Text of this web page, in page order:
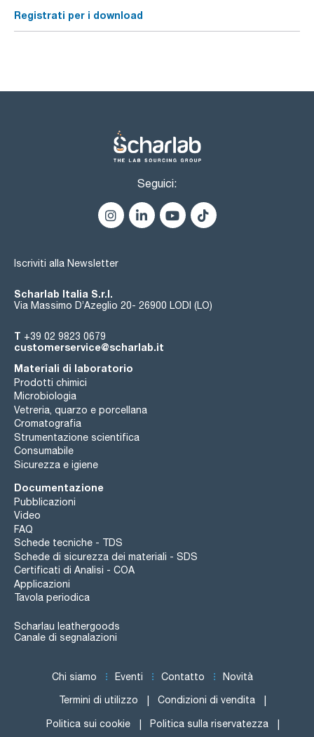
Registrati per i download
Seguici:
Iscriviti alla Newsletter
Scharlab Italia S.r.l.
Via Massimo D’Azeglio 20- 26900 LODI (LO)
T +39 02 9823 0679
customerservice@scharlab.it
Materiali di laboratorio
Prodotti chimici
Microbiologia
Vetreria, quarzo e porcellana
Cromatografia
Strumentazione scientifica
Consumabile
Sicurezza e igiene
Documentazione
Pubblicazioni
Video
FAQ
Schede tecniche - TDS
Schede di sicurezza dei materiali - SDS
Certificati di Analisi - COA
Applicazioni
Tavola periodica
Scharlau leathergoods
Canale di segnalazioni
Chi siamo Eventi Contatto Novità
Termini di utilizzo Condizioni di vendita
Politica sui cookie Politica sulla riservatezza